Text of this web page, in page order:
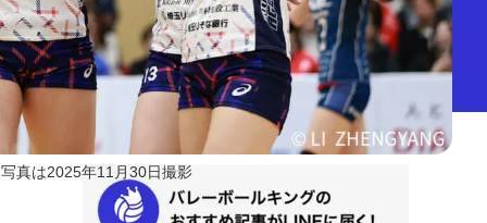
真は2025年11月30日撮影